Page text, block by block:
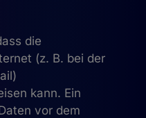
die
(z. B. bei der
kann. Ein
vor dem